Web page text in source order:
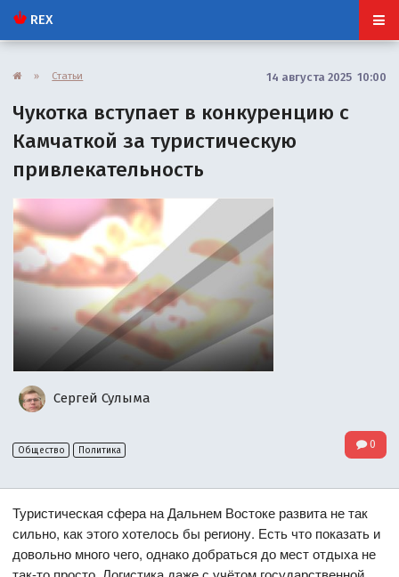
REX
» Статьи 14 августа 2025 10:00
Чукотка вступает в конкуренцию с
Камчаткой за туристическую
привлекательность
Сергей Сулыма
Общество Политика 0
Туристическая сфера на Дальнем Востоке развита не так
сильно, как этого хотелось бы региону. Есть что показать и
довольно много чего, однако добраться до мест отдыха не